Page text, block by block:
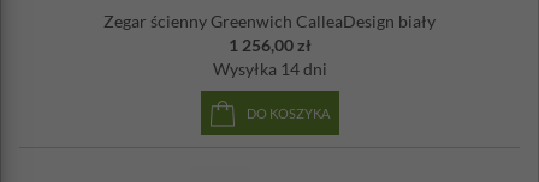
Wymiary: 59 x 41 cm
Materiał: włókno drzewne, drewno - orzech włoski,
wskazówki metalowe
Zasilanie: bateria AA (w zestawie)
Wyprodukowany we Włoszech
Ciche mechanizmy
Zegar ścienny Greenwich CalleaDesign biały
1 256,00 zł
Wysyłka 14 dni
DO KOSZYKA